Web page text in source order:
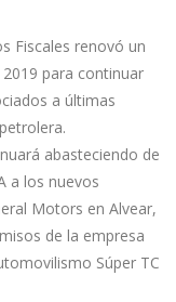
Fiscales renovó un
para continuar
a últimas
abasteciendo de
a los nuevos
Motors en Alvear,
de la empresa
Súper TC